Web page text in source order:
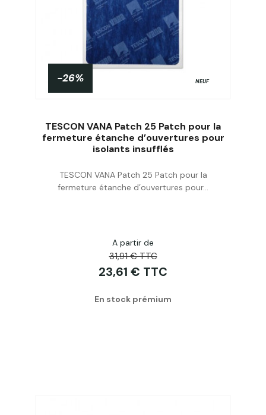
-26% NEUF
TESCON VANA Patch 25 Patch pour la
fermeture étanche d’ouvertures pour
isolants insufflés
TESCON VANA Patch 25 Patch pour la
fermeture étanche d’ouvertures pour...
A partir de
31,91 € TTC
23,61 € TTC
En stock prémium